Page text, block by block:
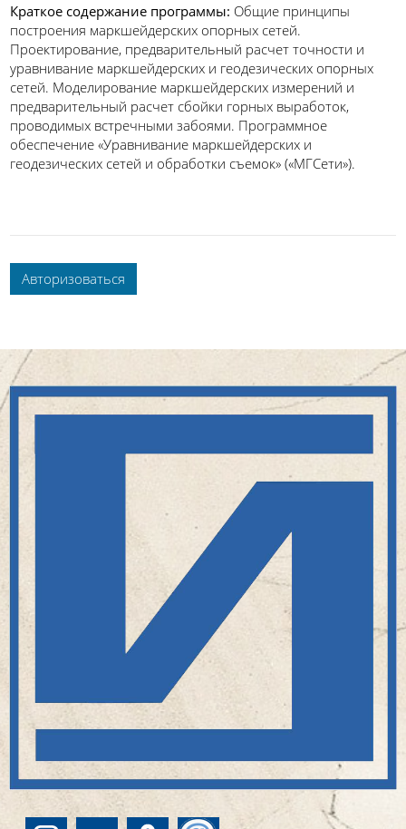
Краткое содержание программы: Общие принципы
построения маркшейдерских опорных сетей.
Проектирование, предварительный расчет точности и
уравнивание маркшейдерских и геодезических опорных
сетей. Моделирование маркшейдерских измерений и
предварительный расчет сбойки горных выработок,
проводимых встречными забоями. Программное
обеспечение «Уравнивание маркшейдерских и
геодезических сетей и обработки съемок» («МГСети»).
Авторизоваться